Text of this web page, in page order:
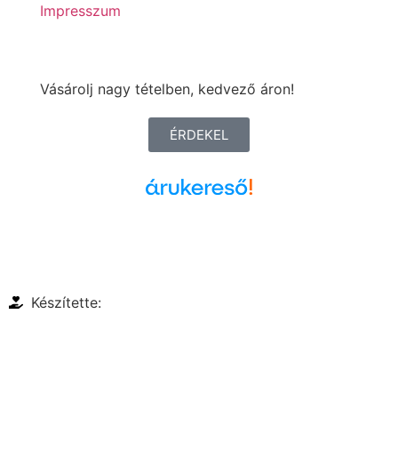
Impresszum
Vásárolj nagy tételben, kedvező áron!
ÉRDEKEL
Készítette: